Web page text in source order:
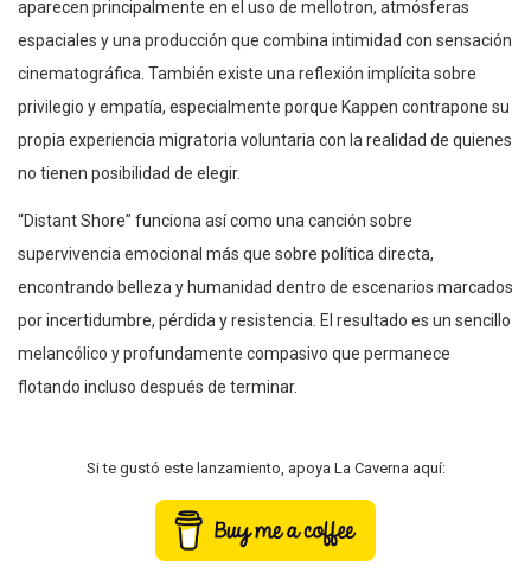
aparecen principalmente en el uso de mellotron, atmósferas
espaciales y una producción que combina intimidad con sensación
cinematográfica. También existe una reflexión implícita sobre
privilegio y empatía, especialmente porque Kappen contrapone su
propia experiencia migratoria voluntaria con la realidad de quienes
no tienen posibilidad de elegir.
“Distant Shore” funciona así como una canción sobre
supervivencia emocional más que sobre política directa,
encontrando belleza y humanidad dentro de escenarios marcados
por incertidumbre, pérdida y resistencia. El resultado es un sencillo
melancólico y profundamente compasivo que permanece
flotando incluso después de terminar.
Si te gustó este lanzamiento, apoya La Caverna aquí: